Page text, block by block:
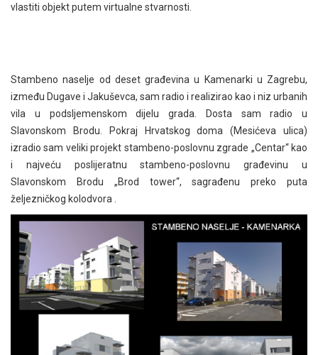
vlastiti objekt putem virtualne stvarnosti.
Stambeno naselje od deset građevina u Kamenarki u Zagrebu,
između Dugave i Jakuševca, sam radio i realizirao kao i niz urbanih
vila u podsljemenskom dijelu grada. Dosta sam radio u
Slavonskom Brodu. Pokraj Hrvatskog doma (Mesićeva ulica)
izradio sam veliki projekt stambeno-poslovnu zgrade „Centar“ kao
i najveću poslijeratnu stambeno-poslovnu građevinu u
Slavonskom Brodu „Brod tower“, sagrađenu preko puta
željezničkog kolodvora .